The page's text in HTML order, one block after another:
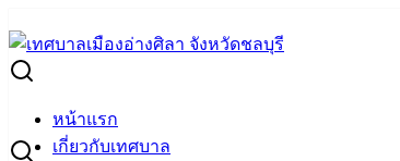
to
content
หน้าแรก
เกี่ยวกับเทศบาล
Search
for:
ผู้ชนะการเสนอราคา ซื้อครุภัณฑ์สำนักงาน รายการ
ผู้ชนะการเสนอราคา ซื้อครุภัณฑ์ส